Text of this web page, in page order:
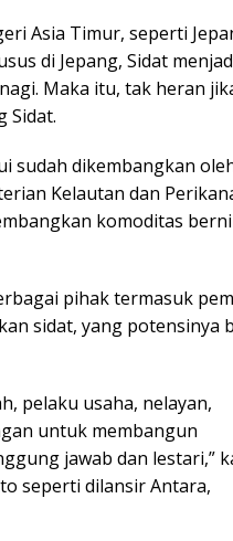
Asia Timur, seperti
di Jepang, Sidat
Maka itu, tak heran
Sidat.
sudah dikembangkan
Kelautan dan
komoditas
pihak termasuk
sidat, yang potensinya
pelaku usaha, nelayan,
untuk membangun
jawab dan lestari,”
seperti dilansir Antara,